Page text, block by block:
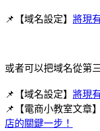
📌【域名設定】 將現
或者可以把域名從第
📌【域名設定】 將現
📌【電商小教室文章】
店的關鍵一步！